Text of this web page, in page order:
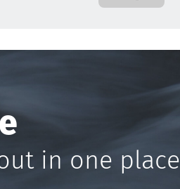
in one place